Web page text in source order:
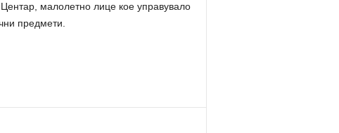
Центар, малолетно лице кое управувало
предмети.